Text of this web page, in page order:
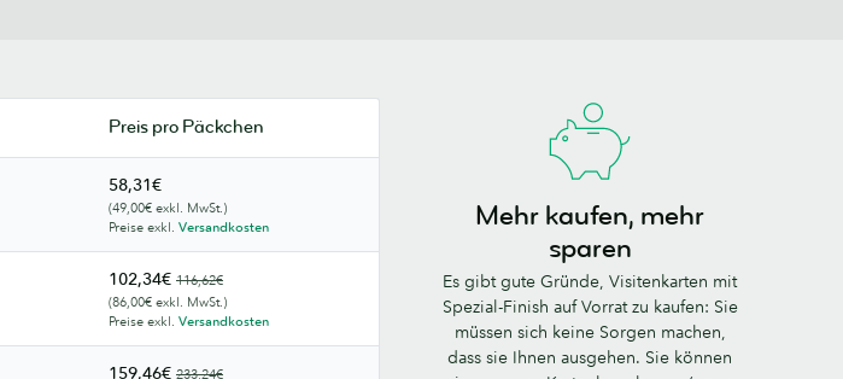
Preis pro Päckchen
58,31€
(49,00€ exkl. MwSt.)
Preise exkl. Versandkosten
102,34€ 116,62€
(86,00€ exkl. MwSt.)
Preise exkl. Versandkosten
159,46€ 233,24€
Mehr kaufen, mehr
sparen
Es gibt gute Gründe, Visitenkarten mit
Spezial-Finish auf Vorrat zu kaufen: Sie
müssen sich keine Sorgen machen,
dass sie Ihnen ausgehen. Sie können